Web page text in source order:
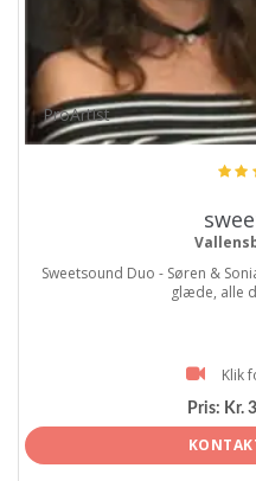
ProArtist
Sweetsound Duo - Søren &
glæde, alle
Klik
Pris: Kr.